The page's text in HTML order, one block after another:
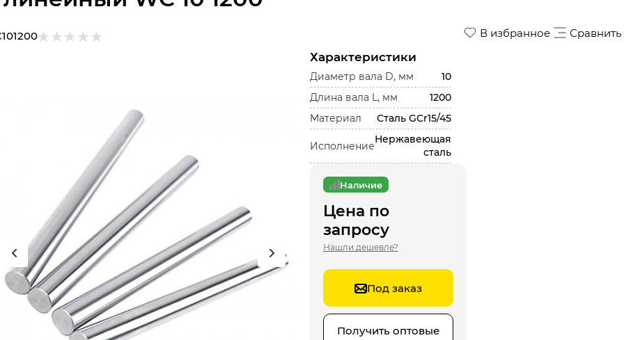
В избранное Сравнить
Характеристики
Диаметр вала D, мм
10
Длина вала L, мм
1200
Материал
Сталь GCr15/45
Исполнение
Нержавеющая
сталь
Наличие
Цена по
запросу
Нашли дешевле?
Под заказ
Получить оптовые